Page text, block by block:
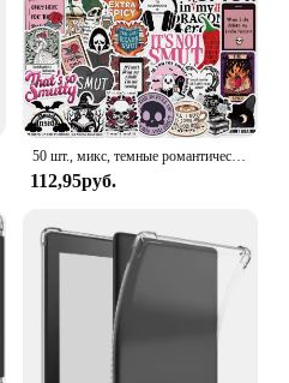
50 шт., микс, темные романтические наклейки для чтения книг, Kindle, эстетические наклейки для девочек, наклейки для Ipad, телефона, ноутбука, дневника
112,95руб.